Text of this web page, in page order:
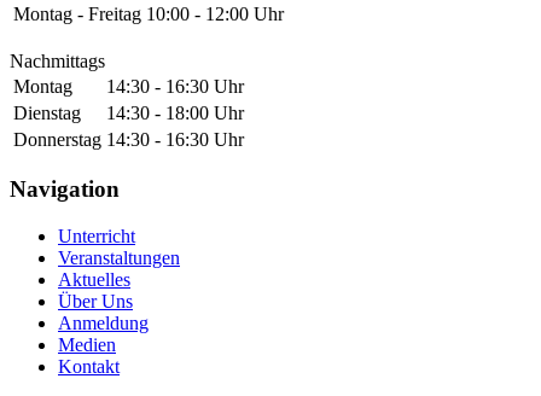
Montag - Freitag 10:00 - 12:00 Uhr
Nachmittags
Montag
14:30 - 16:30 Uhr
Dienstag
14:30 - 18:00 Uhr
Donnerstag 14:30 - 16:30 Uhr
Navigation
Unterricht
Veranstaltungen
Aktuelles
Über Uns
Anmeldung
Medien
Kontakt